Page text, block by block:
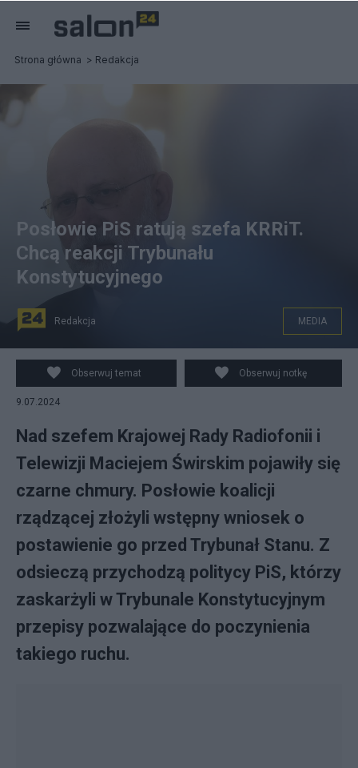
Strona główna Redakcja
Posłowie PiS ratują Macieja Świrskiego. Fot.
PAP/Leszek Szymański
Posłowie PiS ratują szefa KRRiT.
Chcą reakcji Trybunału
Konstytucyjnego
Redakcja MEDIA
Obserwuj temat Obserwuj notkę
9.07.2024
Nad szefem Krajowej Rady Radiofonii i
Telewizji Maciejem Świrskim pojawiły się
czarne chmury. Posłowie koalicji
rządzącej złożyli wstępny wniosek o
postawienie go przed Trybunał Stanu. Z
odsieczą przychodzą politycy PiS, którzy
zaskarżyli w Trybunale Konstytucyjnym
przepisy pozwalające do poczynienia
takiego ruchu.